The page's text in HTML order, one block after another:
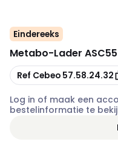
Eindereeks
Metabo-Lader
Kopiëren
Ref Cebeo 57.58.24.32
Log in of maak een
bestelinformatie te